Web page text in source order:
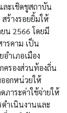
ละเชิดชูสถาบัน
ร้างรอยยิ้มให้
น 2566 โดยมี
ารคาม เป็น
ำเภอเมือง
ครองส่วนท้องถิ่น
ออกหน่วยให้
ภาระค่าใช้จ่ายให้
ำเนินงานและ